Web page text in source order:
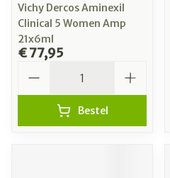
Vichy Dercos Aminexil
Clinical 5 Women Amp
21x6ml
€ 77,95
Bestel